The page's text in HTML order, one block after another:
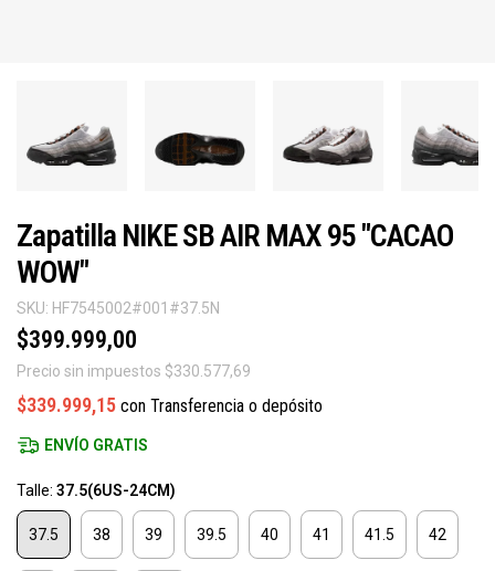
Zapatilla NIKE SB AIR MAX 95 "CACAO
WOW"
SKU: HF7545002#001#37.5N
$399.999,00
Precio sin impuestos $330.577,69
$339.999,15 con Transferencia o depósito
ENVÍO GRATIS
Talle: 37.5(6US-24CM)
37.5 38 39 39.5 40 41 41.5 42